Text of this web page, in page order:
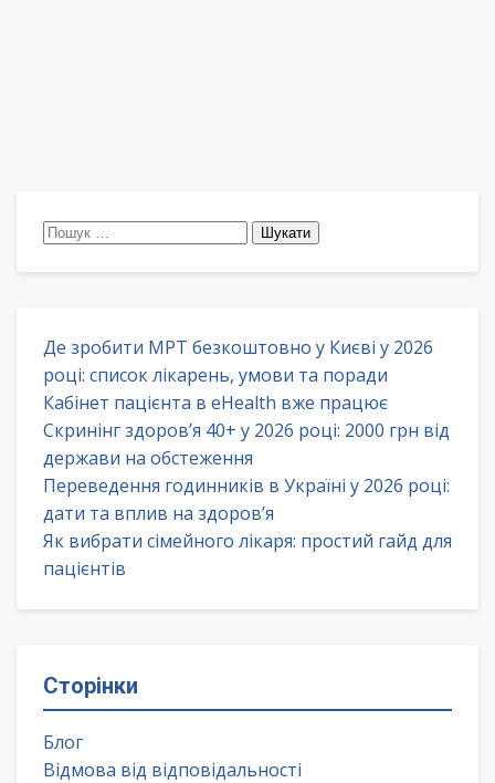
Пошук:
Де зробити МРТ безкоштовно у Києві у 2026
році: список лікарень, умови та поради
Кабінет пацієнта в eHealth вже працює
Скринінг здоров’я 40+ у 2026 році: 2000 грн від
держави на обстеження
Переведення годинників в Україні у 2026 році:
дати та вплив на здоров’я
Як вибрати сімейного лікаря: простий гайд для
пацієнтів
Сторінки
Блог
Відмова від відповідальності